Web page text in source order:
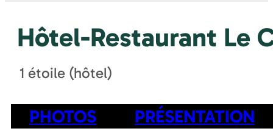
Hôtel-Restaurant Le
1 étoile (hôtel)
PHOTOS PRÉSENTATION